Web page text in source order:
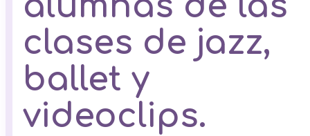
clases de jazz,
ballet y
videoclips.